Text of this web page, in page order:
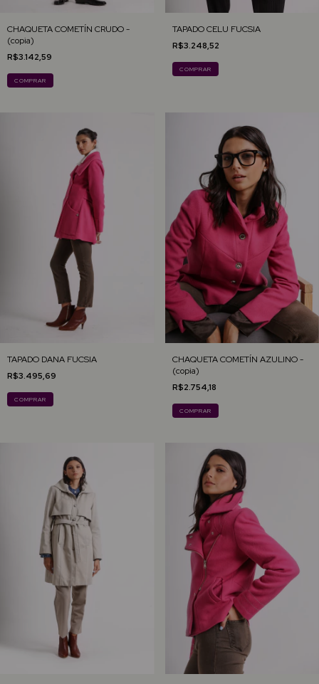
CHAQUETA COMETÍN CRUDO -
(copia)
R$3.142,59
COMPRAR
TAPADO CELU FUCSIA
R$3.248,52
COMPRAR
TAPADO DANA FUCSIA
R$3.495,69
COMPRAR
CHAQUETA COMETÍN AZULINO -
(copia)
R$2.754,18
COMPRAR